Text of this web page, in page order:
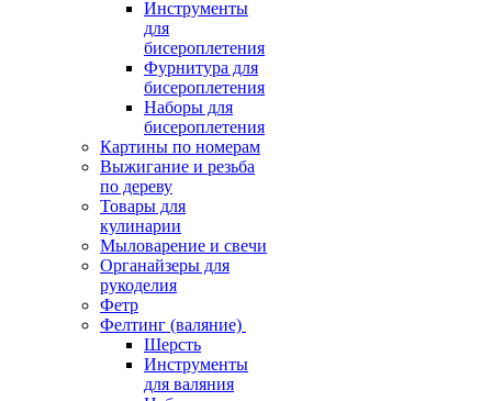
Инструменты
для
бисероплетения
Фурнитура для
бисероплетения
Наборы для
бисероплетения
Картины по номерам
Выжигание и резьба
по дереву
Товары для
кулинарии
Мыловарение и свечи
Органайзеры для
рукоделия
Фетр
Фелтинг (валяние)
Шерсть
Инструменты
для валяния